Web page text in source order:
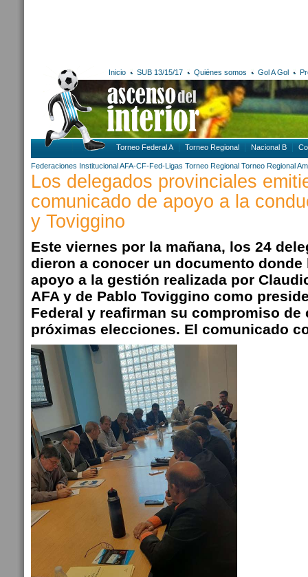
Inicio SUB 13/15/17 Quiénes somos Gol A Gol
Torneo Federal A Torneo Regional Nacional B
Federaciones Institucional AFA-CF-Fed-Ligas Torneo Regional Torneo Regional
Los delegados provinciales
comunicado de apoyo a la
y Toviggino
Este viernes por la mañana, los 24
dieron a conocer un documento
apoyo a la gestión realizada por
AFA y de Pablo Toviggino como
Federal y reafirman su compromiso de
próximas elecciones. El comunicado